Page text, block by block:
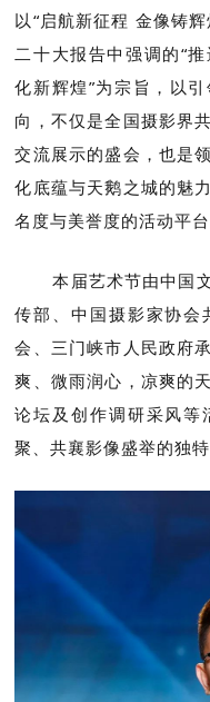
以“启航新征程 金像铸
二十大报告中强调的“
化新辉煌”为宗旨，以
向，不仅是全国摄影界
交流展示的盛会，也是
化底蕴与天鹅之城的魅
名度与美誉度的活动平台
本届艺术节由中国
传部、中国摄影家协会
会、三门峡市人民政府
爽、微雨润心，凉爽的
论坛及创作调研采风等
聚、共襄影像盛举的独特